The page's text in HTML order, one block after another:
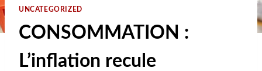
UNCATEGORIZED
CONSOMMATION :
L’inflation recule